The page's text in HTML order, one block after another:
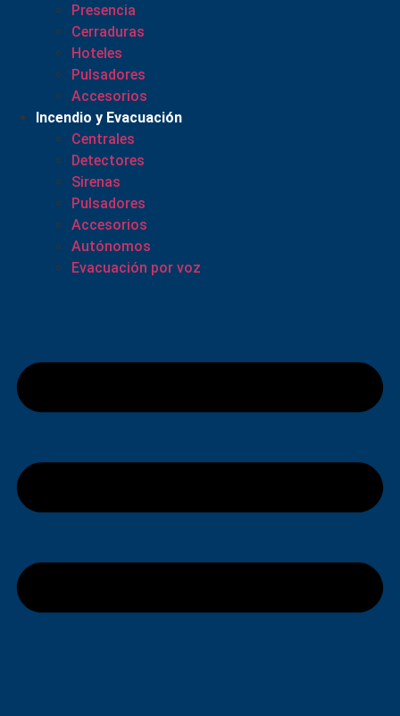
Presencia
Cerraduras
Hoteles
Pulsadores
Accesorios
Incendio y Evacuación
Centrales
Detectores
Sirenas
Pulsadores
Accesorios
Autónomos
Evacuación por voz